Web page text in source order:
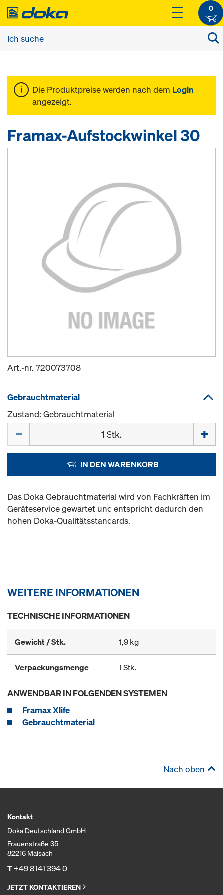
0
Die Produktpreise werden nach dem Login
angezeigt.
Framax-Aufstockwinkel 30
Art.-nr. 720073708
Gebrauchtmaterial
Zustand: Gebrauchtmaterial
IN DEN WARENKORB
Das Doka Gebrauchtmaterial wird von Fachkräften im
Geräteservice gewartet und entspricht dadurch den
hohen Doka-Qualitätsstandards.
WEITERE INFORMATIONEN
TECHNISCHE INFORMATIONEN
Gewicht / Stk. 1,9 kg
Verpackungsmenge 1 Stk.
ANWENDBAR IN FOLGENDEN SYSTEMEN
Framax Xlife
Gebrauchtmaterial
Nach oben
Kontakt
Doka Deutschland GmbH
Frauenstraße 35
82216 Maisach
T+49 8141 394 0
JETZT KONTAKTIEREN